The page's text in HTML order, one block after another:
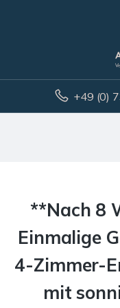
+49 (0)
**Nach 8
Einmalige
4-Zimmer-
mit